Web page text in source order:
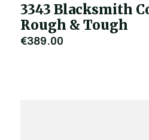
3343 Blacksmith
Rough & Tough
€389,00